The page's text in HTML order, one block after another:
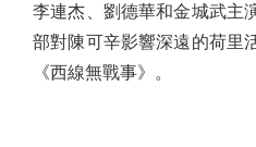
李連杰、劉德華和金城武主
部對陳可辛影響深遠的荷里
《西線無戰事》。